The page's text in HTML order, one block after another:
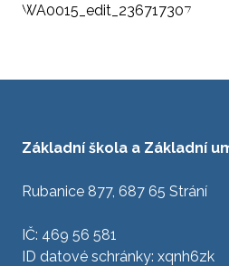
Základní škola a Základní
Rubanice 877, 687 65 Strání
IČ: 469 56 581
ID datové schránky: xqnh6zk